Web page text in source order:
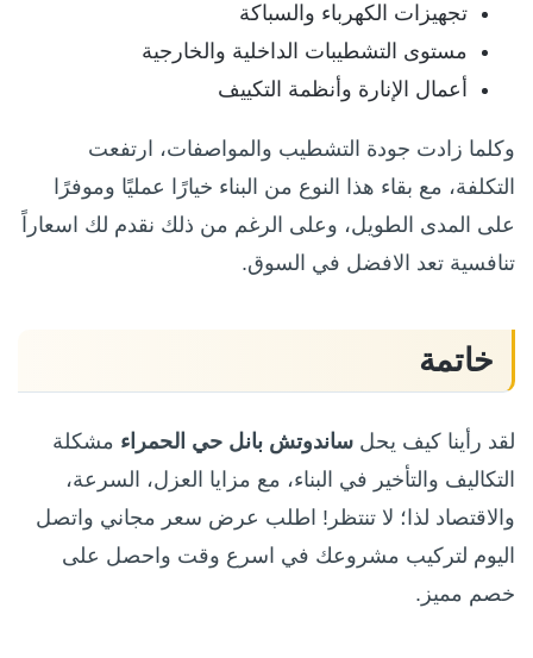
تجهيزات الكهرباء والسباكة
مستوى التشطيبات الداخلية والخارجية
أعمال الإنارة وأنظمة التكييف
وكلما زادت جودة التشطيب والمواصفات، ارتفعت
التكلفة، مع بقاء هذا النوع من البناء خيارًا عمليًا وموفرًا
على المدى الطويل، وعلى الرغم من ذلك نقدم لك اسعاراً
تنافسية تعد الافضل في السوق.
خاتمة
لقد رأينا كيف يحل ساندوتش بانل حي الحمراء مشكلة
التكاليف والتأخير في البناء، مع مزايا العزل، السرعة،
والاقتصاد لذا؛ لا تنتظر! اطلب عرض سعر مجاني واتصل
اليوم لتركيب مشروعك في اسرع وقت واحصل على
خصم مميز.